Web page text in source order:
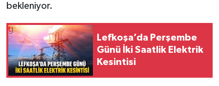
bekleniyor.
Lefkoşa’da Perşembe
Günü İki Saatlik Elektrik
Kesintisi